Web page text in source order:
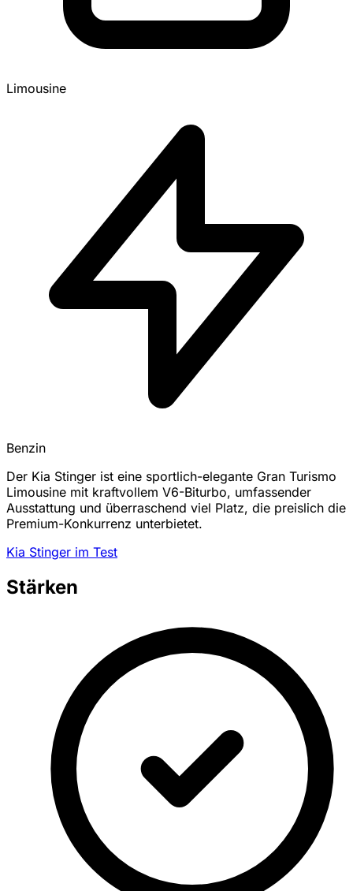
Limousine
Benzin
Der Kia Stinger ist eine sportlich-elegante Gran Turismo
Limousine mit kraftvollem V6-Biturbo, umfassender
Ausstattung und überraschend viel Platz, die preislich die
Premium-Konkurrenz unterbietet.
Kia Stinger im Test
Stärken